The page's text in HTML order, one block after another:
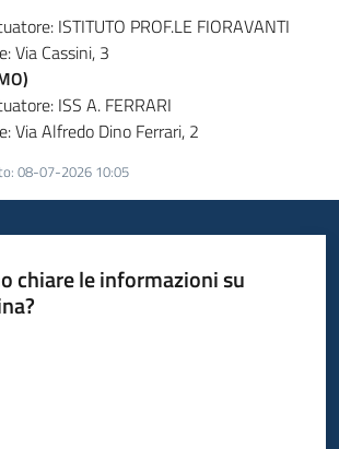
ISTITUTO PROF.LE FIORAVANTI
Via Cassini, 3
ISS A. FERRARI
Via Alfredo Dino Ferrari, 2
: 08-07-2026 10:05
chiare le informazioni su